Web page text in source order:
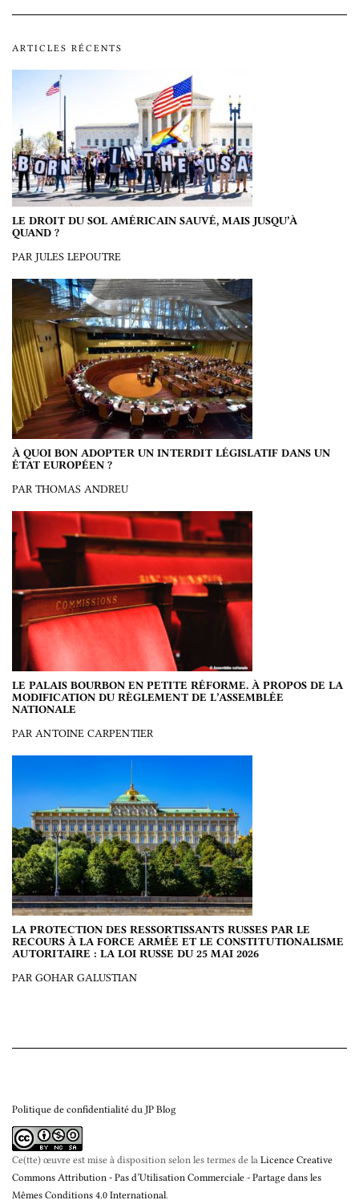
ARTICLES RÉCENTS
LE DROIT DU SOL AMÉRICAIN SAUVÉ, MAIS JUSQU’À
QUAND ?
PAR JULES LEPOUTRE
À QUOI BON ADOPTER UN INTERDIT LÉGISLATIF DANS UN
ÉTAT EUROPÉEN ?
PAR THOMAS ANDREU
LE PALAIS BOURBON EN PETITE RÉFORME. À PROPOS DE LA
MODIFICATION DU RÈGLEMENT DE L’ASSEMBLÉE
NATIONALE
PAR ANTOINE CARPENTIER
LA PROTECTION DES RESSORTISSANTS RUSSES PAR LE
RECOURS À LA FORCE ARMÉE ET LE CONSTITUTIONALISME
AUTORITAIRE : LA LOI RUSSE DU 25 MAI 2026
PAR GOHAR GALUSTIAN
Politique de confidentialité du JP Blog
Ce(tte) œuvre est mise à disposition selon les termes de la Licence Creative
Commons Attribution - Pas d’Utilisation Commerciale - Partage dans les
Mêmes Conditions 4.0 International.